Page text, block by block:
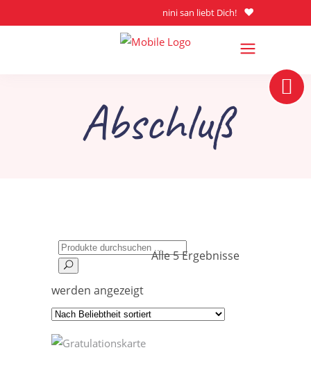
nini san liebt Dich!
Abschluß
Search
for:
Alle 5 Ergebnisse
werden angezeigtNach
Beliebtheit